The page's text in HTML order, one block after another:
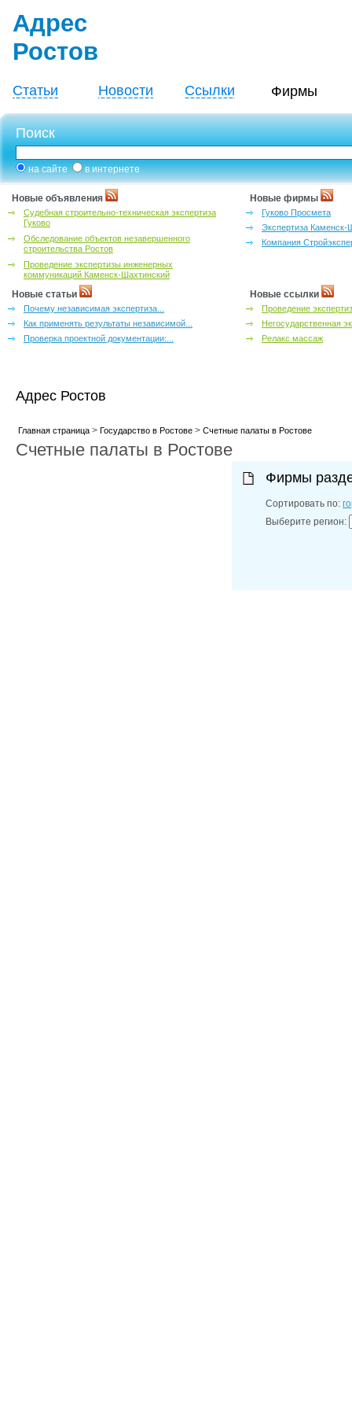
Адрес
Ростов
Статьи Новости Ссылки Фирмы
Поиск
на сайте в интернете
Новые объявления
Судебная строительно-техническая экспертиза
Гуково
Обследование объектов незавершенного
строительства Ростов
Проведение экспертизы инженерных
коммуникаций Каменск-Шахтинский
Новые фирмы
Гуково Просмета
Экспертиза Каменск-
Компания
Новые статьи
Почему независимая экспертиза...
Как применять результаты независимой...
Проверка проектной документации:...
Новые ссылки
Проведение
Негосударственная
Релакс массаж
Адрес Ростов
Главная страница> Государство в Ростове> Счетные палаты в Ростове
Счетные палаты в Ростове
Фирмы
Сортировать по:
Выберите регион: